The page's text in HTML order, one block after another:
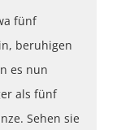
fünf
beruhigen
es nun
als fünf
Sehen sie